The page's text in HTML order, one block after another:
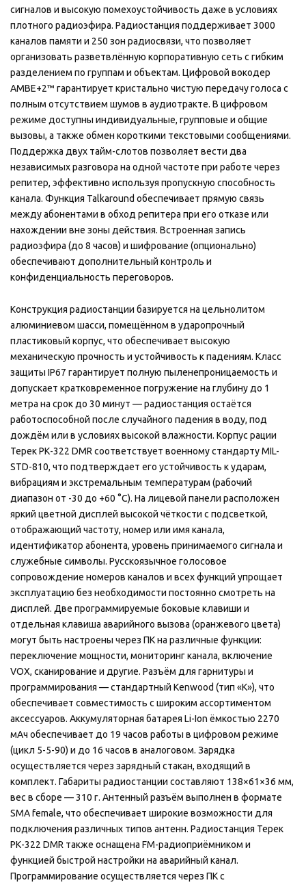
сигналов и высокую помехоустойчивость даже в условиях
плотного радиоэфира. Радиостанция поддерживает 3000
каналов памяти и 250 зон радиосвязи, что позволяет
организовать разветвлённую корпоративную сеть с гибким
разделением по группам и объектам. Цифровой вокодер
AMBE+2™ гарантирует кристально чистую передачу голоса с
полным отсутствием шумов в аудиотракте. В цифровом
режиме доступны индивидуальные, групповые и общие
вызовы, а также обмен короткими текстовыми сообщениями.
Поддержка двух тайм-слотов позволяет вести два
независимых разговора на одной частоте при работе через
репитер, эффективно используя пропускную способность
канала. Функция Talkaround обеспечивает прямую связь
между абонентами в обход репитера при его отказе или
нахождении вне зоны действия. Встроенная запись
радиоэфира (до 8 часов) и шифрование (опционально)
обеспечивают дополнительный контроль и
конфиденциальность переговоров.
Конструкция радиостанции базируется на цельнолитом
алюминиевом шасси, помещённом в ударопрочный
пластиковый корпус, что обеспечивает высокую
механическую прочность и устойчивость к падениям. Класс
защиты IP67 гарантирует полную пыленепроницаемость и
допускает кратковременное погружение на глубину до 1
метра на срок до 30 минут — радиостанция остаётся
работоспособной после случайного падения в воду, под
дождём или в условиях высокой влажности. Корпус рации
Терек РК-322 DMR соответствует военному стандарту MIL-
STD-810, что подтверждает его устойчивость к ударам,
вибрациям и экстремальным температурам (рабочий
диапазон от -30 до +60 °C). На лицевой панели расположен
яркий цветной дисплей высокой чёткости с подсветкой,
отображающий частоту, номер или имя канала,
идентификатор абонента, уровень принимаемого сигнала и
служебные символы. Русскоязычное голосовое
сопровождение номеров каналов и всех функций упрощает
эксплуатацию без необходимости постоянно смотреть на
дисплей. Две программируемые боковые клавиши и
отдельная клавиша аварийного вызова (оранжевого цвета)
могут быть настроены через ПК на различные функции:
переключение мощности, мониторинг канала, включение
VOX, сканирование и другие. Разъём для гарнитуры и
программирования — стандартный Kenwood (тип «К»), что
обеспечивает совместимость с широким ассортиментом
аксессуаров. Аккумуляторная батарея Li-Ion ёмкостью 2270
мАч обеспечивает до 19 часов работы в цифровом режиме
(цикл 5-5-90) и до 16 часов в аналоговом. Зарядка
осуществляется через зарядный стакан, входящий в
комплект. Габариты радиостанции составляют 138×61×36 мм,
вес в сборе — 310 г. Антенный разъём выполнен в формате
SMA female, что обеспечивает широкие возможности для
подключения различных типов антенн. Радиостанция Терек
РК-322 DMR также оснащена FM-радиоприёмником и
функцией быстрой настройки на аварийный канал.
Программирование осуществляется через ПК с